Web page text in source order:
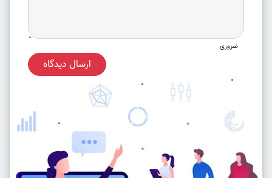
ضروری
ارسال دیدگاه